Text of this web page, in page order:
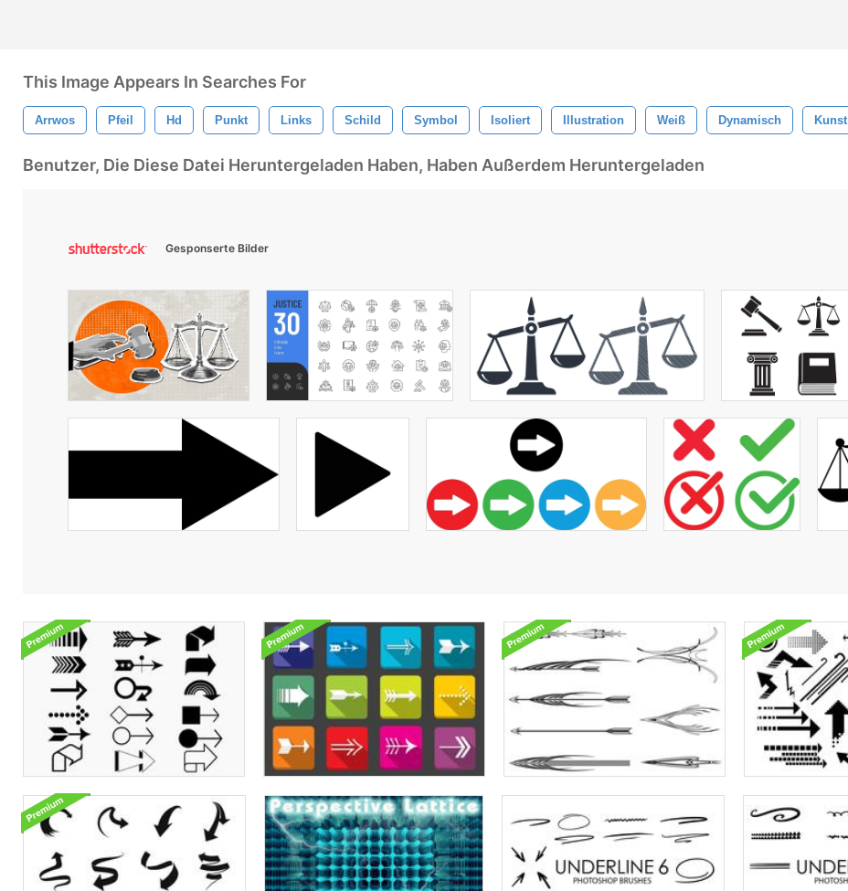
This Image Appears In Searches For
Arrwos Pfeil Hd Punkt Links Schild Symbol Isoliert Illustration Weiß Dynamisch Kunst
Benutzer, Die Diese Datei Heruntergeladen Haben, Haben Außerdem Heruntergeladen
Gesponserte Bilder